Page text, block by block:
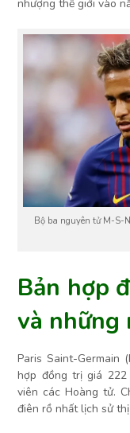
nhượng thế giới vào
Bộ ba nguyên tử M-S-
Bản hợp
và những
Paris Saint-Germain
hợp đồng trị giá 222
viên các Hoàng tử.
điên rồ nhất lịch sử